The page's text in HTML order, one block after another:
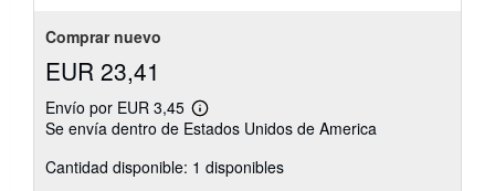
Comprar nuevo
EUR 23,41
Envío por EUR 3,45
Más
información
las
tarifas
Se envía dentro de Estados Unidos de America
Cantidad disponible: 1 disponibles